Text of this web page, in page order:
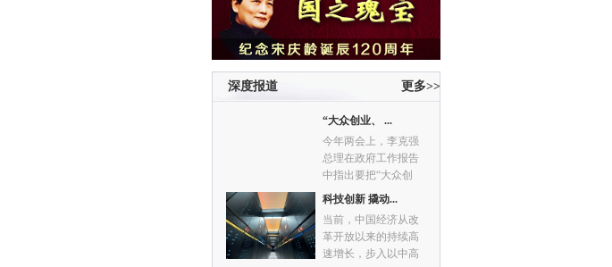
更多>>
深度报道
“大众创业、 ...
今年两会上，李克强
总理在政府工作报告
中指出要把“大众创
业、万众创新”打造成
行的“双引擎”之一。
为何要把“大众创业、
万众创新”提升到如此
科技创新 撬动...
当前，中国经济从改
革开放以来的持续高
速增长，步入以中高